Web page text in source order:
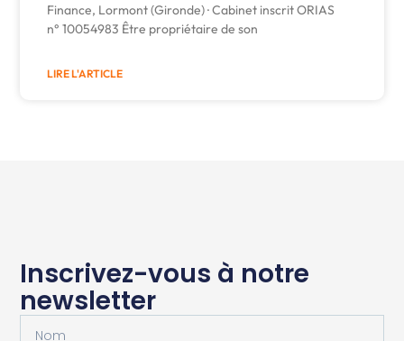
Finance, Lormont (Gironde) · Cabinet inscrit ORIAS
n° 10054983 Être propriétaire de son
LIRE L'ARTICLE
Inscrivez-vous à notre
newsletter